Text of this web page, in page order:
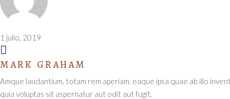
1 julio, 2019
MARK GRAHAM
Amque laudantium, totam rem aperiam, eaque ipsa quae ab illo
quia voluptas sit aspernatur aut odit aut fugit.